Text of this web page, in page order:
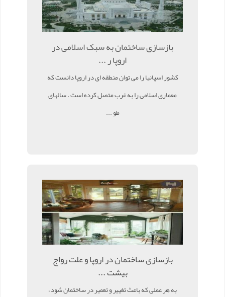
بازسازی ساختمان به سبک اسلامی در
اروپا ر ...
کشور اسپانیا را می توان منطقه ای در اروپا دانست که
معماری اسلامی را به غرب متصل کرده است . سالهای
طو ...
بازسازی ساختمان در اروپا و علت رواج
بیشت ...
به هر عملی که باعث تغییر و تعمیر در ساختمان شود ،